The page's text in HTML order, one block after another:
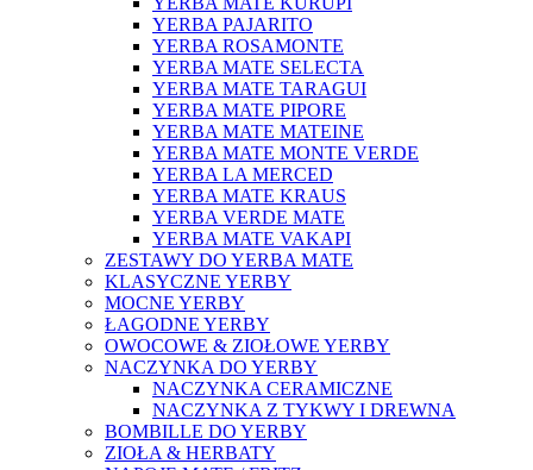
YERBA PAJARITO
YERBA ROSAMONTE
YERBA MATE SELECTA
YERBA MATE TARAGUI
YERBA MATE PIPORE
YERBA MATE MATEINE
YERBA MATE MONTE VERDE
YERBA LA MERCED
YERBA MATE KRAUS
YERBA VERDE MATE
YERBA MATE VAKAPI
ZESTAWY DO YERBA MATE
KLASYCZNE YERBY
MOCNE YERBY
ŁAGODNE YERBY
OWOCOWE & ZIOŁOWE YERBY
NACZYNKA DO YERBY
NACZYNKA CERAMICZNE
NACZYNKA Z TYKWY I DREWNA
BOMBILLE DO YERBY
ZIOŁA & HERBATY